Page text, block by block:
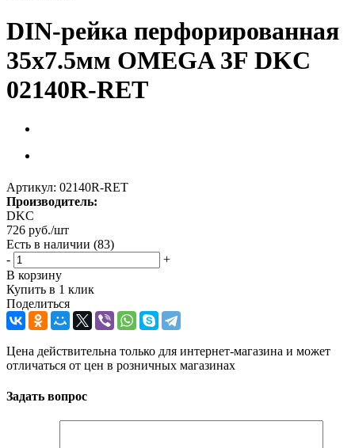
DIN-рейка перфорированная
35х7.5мм OMEGA 3F DKC
02140R-RET
Артикул: 02140R-RET
Производитель:
DKC
726 руб./шт
Есть в наличии (83)
-
+
В корзину
Купить в 1 клик
Поделиться
Цена действительна только для интернет-магазина и может
отличаться от цен в розничных магазинах
Задать вопрос